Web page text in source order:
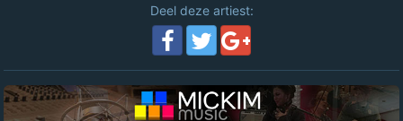
Deel deze artiest: